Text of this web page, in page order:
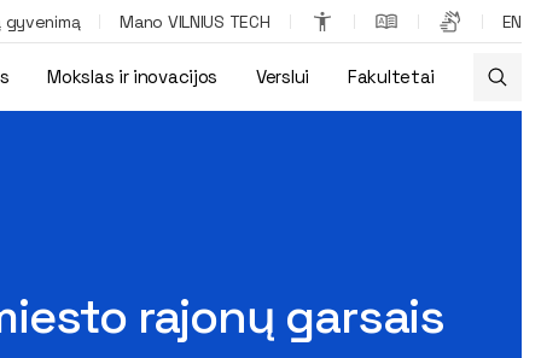
gyvenimą Mano VILNIUS TECH EN
Mokslas ir inovacijos Verslui Fakultetai
rajonų garsais